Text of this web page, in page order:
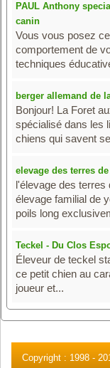
PAUL Anthony
canin
Vous vous posez
comportement de
techniques
berger allemand de
Bonjour! La Foret
spécialisé dans les
chiens qui savent
elevage des terres
l'élevage des
élevage familial de
poils long
Teckel - Du Clos
Éleveur de teckel
ce petit chien au
joueur et...
Copyright : 1998 -